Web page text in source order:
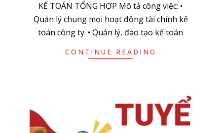
KẾ TOÁN TỔNG HỢP Mô tả công việc: •
Quản lý chung mọi hoạt động tài chính kế
toán công ty. • Quản lý, đào tạo kế toán
CONTINUE READING